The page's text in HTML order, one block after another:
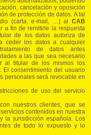
cancelación y oposición
de protección de datos. A tal
(carta, e-mail, …) al CAB
a fin de remitirle la respuesta
de los datos autoriza de
ceder los datos a cualquier
de datos antes
a las que sea necesario
al titular de los mismos los
El consentimiento del usuario
personales será revocable en
de uso del servicio
nuestros clientes, que se
contenidos en nuestra
la jurisdicción española. Los
de todo lo expuesto y lo